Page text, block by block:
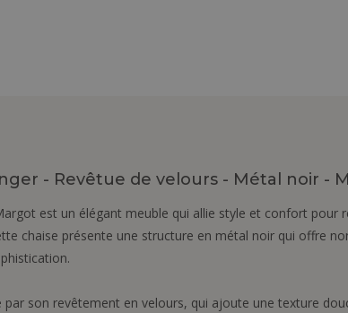
- Revêtue de velours - Métal noir -
est un élégant meuble qui allie style et confort pour
chaise présente une structure en métal noir qui offre
son revêtement en velours, qui ajoute une texture